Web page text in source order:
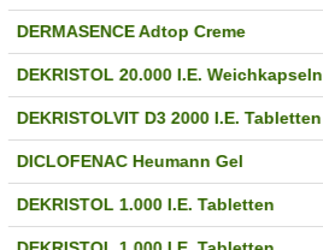
DERMASENCE Adtop Creme
DEKRISTOL 20.000 I.E. Weichkapseln
DEKRISTOLVIT D3 2000 I.E. Tabletten
DICLOFENAC Heumann Gel
DEKRISTOL 1.000 I.E. Tabletten